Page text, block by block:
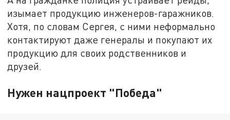
изымает продукцию инженеров-гаражников.
Хотя, по словам Сергея, с ними неформально
контактируют даже генералы и покупают их
продукцию для своих родственников и
друзей.
Нужен нацпроект "Победа"